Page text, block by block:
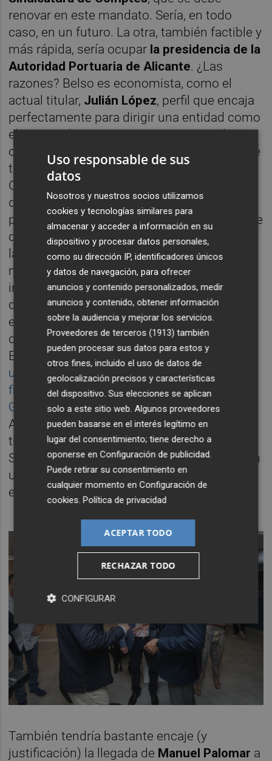
renovar en este mandato. Sería, en todo
caso, en un futuro. La otra, también factible y
más rápida, sería ocupar la presidencia de la
Autoridad Portuaria de Alicante. ¿Las
razones? Belso es economista, como el
actual titular, Julián López, perfil que encaja
perfectamente para dirigir una entidad como
el puerto alicantino, siempre que Mazón
optara por un currículum no político. Y sobre
todo, por el proyecto del Centro de
Congresos de Alicante, que se debe
desarrollar en el mismo puerto -como está
previsto- y que además incluye la nueva sede
de Suma, el organismo que se encargada de
la recaudación de los impuestos de los
municipios. Además, el proyecto podría
incorporar a la Generalitat Valenciana dentro
del consorcio que debe pilotar y gestionar
esa infraestructura, junto con la Diputación
de Alicante y el ayuntamiento de la ciudad.
Es decir, que Belso, queno lo olvidemos, fue
uno de lospadres del diseño de la reforma
fiscal que elpresidentquiere aplicar en la
Generalitat, tendría en la presidencia de la
Autoridad Portuaria un cargo de tronío,
tutelaría el proceso de la nueva sede de
Suma -además del edificio congresual- y con
un rango administrativo importante. Seguir
en Suma también se contempla.
También tendría bastante encaje (y
justificación) la llegada de Manuel Palomar a
Uso responsable de sus
datos
Nosotros y nuestros socios utilizamos
cookies y tecnologías similares para
almacenar y acceder a información en su
dispositivo y procesar datos personales,
como su dirección IP, identificadores únicos
y datos de navegación, para ofrecer
anuncios y contenido personalizados, medir
anuncios y contenido, obtener información
sobre la audiencia y mejorar los servicios.
Proveedores de terceros (1913) también
pueden procesar sus datos para estos y
otros fines, incluido el uso de datos de
geolocalización precisos y características
del dispositivo. Sus elecciones se aplican
solo a este sitio web. Algunos proveedores
pueden basarse en el interés legítimo en
lugar del consentimiento; tiene derecho a
oponerse enConfiguración de publicidad.
Puede retirar su consentimiento en
cualquier momento enConfiguración de
cookies.Política de privacidad
ACEPTAR TODO
RECHAZAR TODO
CONFIGURAR